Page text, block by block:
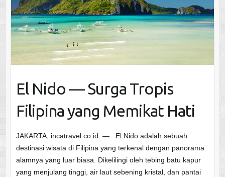
El Nido — Surga Tropis
Filipina yang Memikat Hati
JAKARTA, incatravel.co.id — El Nido adalah sebuah
destinasi wisata di Filipina yang terkenal dengan panorama
alamnya yang luar biasa. Dikelilingi oleh tebing batu kapur
yang menjulang tinggi, air laut sebening kristal, dan pantai